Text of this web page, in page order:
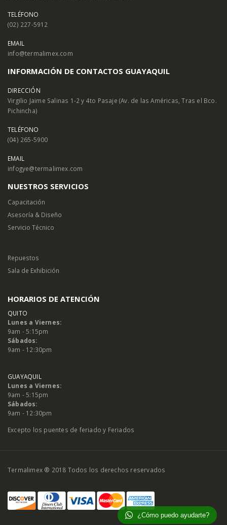
TELÉFONO
(02) 227-5912
EMAIL
info@termalimex.com
INFORMACIÓN DE CONTACTOS GUAYAQUIL
DIRECCIÓN
Virgilio Jaime Salinas 1-2 y 4to Pasaje (Av. de las Américas, Tras el Bco.
Pichincha)
TELÉFONO
(04) 265-5900
EMAIL
infogye@termalimex.com
NUESTROS SERVICIOS
Capacitación
Asesoría & Diseño
Servicio Técnico
Repuestos
Sala de Exhibición
HORARIOS DE ATENCIÓN
QUITO
Lunes a Viernes:
9am - 5:15pm
Sábados:
9am - 12:30pm
GUAYAQUIL
Lunes a Viernes:
9am - 5:15pm
Sábados:
9am - 12:30pm
Excepto los puentes de feriado y Feriados
Termalimex ® 2018 Todos los derechos reservados
¿Cómo puedo ayudarte?